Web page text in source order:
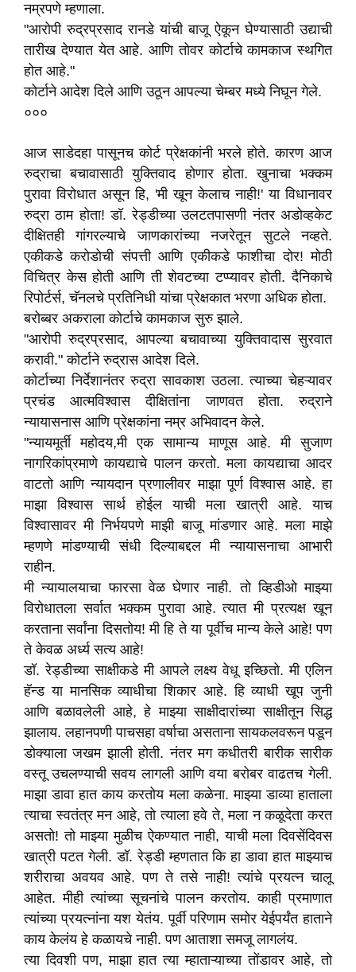
नम्रपणे म्हणाला.
"आरोपी रुद्रप्रसाद रानडे यांची बाजू ऐकून घेण्यासाठी उद्याची
तारीख देण्यात येत आहे. आणि तोवर कोर्टाचे कामकाज स्थगित
होत आहे."
कोर्टाने आदेश दिले आणि उठून आपल्या चेम्बर मध्ये निघून गेले.
०००
आज साडेदहा पासूनच कोर्ट प्रेक्षकांनी भरले होते. कारण आज
रुद्राचा बचावासाठी युक्तिवाद होणार होता. खुनाचा भक्कम
पुरावा विरोधात असून हि, 'मी खून केलाच नाही!' या विधानावर
रुद्रा ठाम होता! डॉ. रेड्डीच्या उलटतपासणी नंतर अडोव्हकेट
दीक्षितही गांगरल्याचे जाणकारांच्या नजरेतून सुटले नव्हते.
एकीकडे करोडोची संपत्ती आणि एकीकडे फाशीचा दोर! मोठी
विचित्र केस होती आणि ती शेवटच्या टप्प्यावर होती. दैनिकाचे
रिपोर्टर्स, चॅनलचे प्रतिनिधी यांचा प्रेक्षकात भरणा अधिक होता.
बरोब्बर अकराला कोर्टाचे कामकाज सुरु झाले.
"आरोपी रुद्रप्रसाद, आपल्या बचावाच्या युक्तिवादास सुरवात
करावी." कोर्टाने रुद्रास आदेश दिले.
कोर्टाच्या निर्देशानंतर रुद्रा सावकाश उठला. त्याच्या चेहऱ्यावर
प्रचंड आत्मविश्वास दीक्षितांना जाणवत होता. रुद्राने
न्यायासनास आणि प्रेक्षकांना नम्र अभिवादन केले.
"न्यायमूर्ती महोदय,मी एक सामान्य माणूस आहे. मी सुजाण
नागरिकांप्रमाणे कायद्याचे पालन करतो. मला कायद्याचा आदर
वाटतो आणि न्यायदान प्रणालीवर माझा पूर्ण विश्वास आहे. हा
माझा विश्वास सार्थ होईल याची मला खात्री आहे. याच
विश्वासावर मी निर्भयपणे माझी बाजू मांडणार आहे. मला माझे
म्हणणे मांडण्याची संधी दिल्याबद्दल मी न्यायासनाचा आभारी
राहीन.
मी न्यायालयाचा फारसा वेळ घेणार नाही. तो व्हिडीओ माझ्या
विरोधातला सर्वात भक्कम पुरावा आहे. त्यात मी प्रत्यक्ष खून
करताना सर्वांना दिसतोय! मी हि ते या पूर्वीच मान्य केले आहे! पण
ते केवळ अर्ध्य सत्य आहे!
डॉ. रेड्डीच्या साक्षीकडे मी आपले लक्ष्य वेधू इच्छितो. मी एलिन
हॅन्ड या मानसिक व्याधीचा शिकार आहे. हि व्याधी खूप जुनी
आणि बळावलेली आहे, हे माझ्या साक्षीदारांच्या साक्षीतून सिद्ध
झालाय. लहानपणी पाचसहा वर्षाचा असताना सायकलवरून पडून
डोक्याला जखम झाली होती. नंतर मग कधीतरी बारीक सारीक
वस्तू उचलण्याची सवय लागली आणि वया बरोबर वाढतच गेली.
माझा डावा हात काय करतोय मला कळेना. माझ्या डाव्या हाताला
त्याचा स्वतंत्र मन आहे, तो त्याला हवे ते, मला न कळूदेता करत
असतो! तो माझ्या मुळीच ऐकण्यात नाही, याची मला दिवसेंदिवस
खात्री पटत गेली. डॉ. रेड्डी म्हणतात कि हा डावा हात माझ्याच
शरीराचा अवयव आहे. पण ते तसे नाही! त्यांचे प्रयत्न चालू
आहेत. मीही त्यांच्या सूचनांचे पालन करतोय. काही प्रमाणात
त्यांच्या प्रयत्नांना यश येतंय. पूर्वी परिणाम समोर येईपर्यंत हाताने
काय केलंय हे कळायचे नाही. पण आताशा समजू लागलंय.
त्या दिवशी पण, माझा हात त्या म्हाताऱ्याच्या तोंडावर आहे, तो